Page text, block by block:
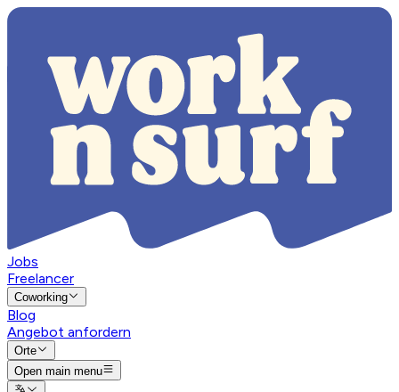
Jobs
Freelancer
Coworking
Blog
Angebot anfordern
Orte
Open main menu